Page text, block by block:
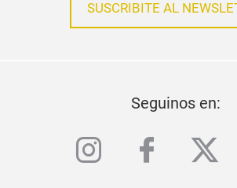
SUSCRIBITE AL
Seguinos en:
instagram